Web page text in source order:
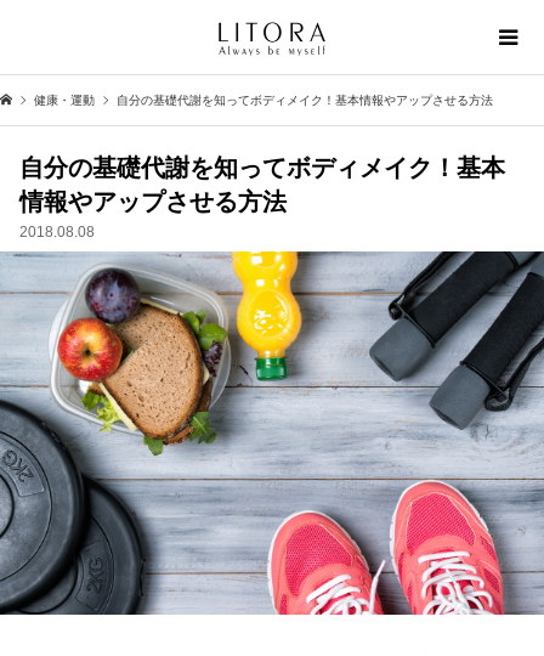
健康・運動 自分の基礎代謝を知ってボディメイク！基本情報やアップさせる方法
自分の基礎代謝を知ってボディメイク！基本
情報やアップさせる方法
2018.08.08